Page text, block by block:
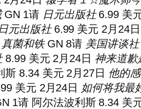
GN 1请 日元出版社6.99 美
元出版社6.99 美元 2月24日
真菌和铁GN 8请 美国讲谈社
8.99 美元 2月24日 神来道歉
8.34 美元 2月27日 他的
美元 2月24日 如何将我最
1请 阿尔法波利斯 8.34 美